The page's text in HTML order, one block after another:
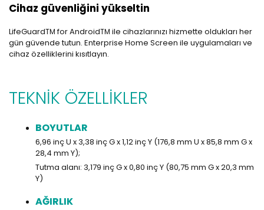
Cihaz güvenliğini yükseltin
LifeGuardTMfor AndroidTM ile cihazlarınızı hizmette oldukları her
gün güvende tutun. Enterprise Home Screen ile uygulamaları ve
cihaz özelliklerini kısıtlayın.
TEKNİK ÖZELLİKLER
BOYUTLAR
6,96 inç U x 3,38 inç G x 1,12 inç Y (176,8 mm U x 85,8 mm G x
28,4 mm Y);
Tutma alanı: 3,179 inç G x 0,80 inç Y (80,75 mm G x 20,3 mm
Y)
AĞIRLIK